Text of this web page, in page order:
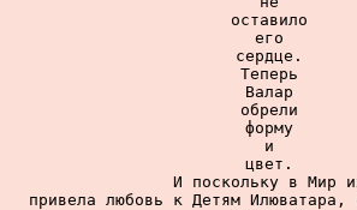
оставило
его
сердце.
Теперь
Валар
обрели
форму
и
цвет.
И поскольку в Мир
привела любовь к Детям Илюватара,